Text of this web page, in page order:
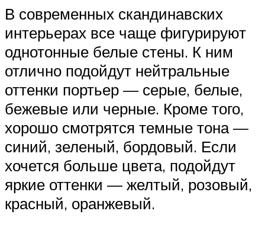
В современных скандинавских
интерьерах все чаще фигурируют
однотонные белые стены. К ним
отлично подойдут нейтральные
оттенки портьер — серые, белые,
бежевые или черные. Кроме того,
хорошо смотрятся темные тона —
синий, зеленый, бордовый. Если
хочется больше цвета, подойдут
яркие оттенки — желтый, розовый,
красный, оранжевый.